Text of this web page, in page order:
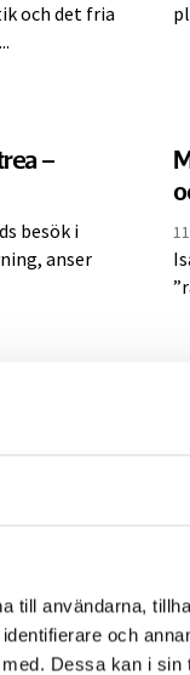
till användarna,
och
Dessa kan i sin
och det fria
–
besök i
anser
allt vi
in till möte
kritik mot